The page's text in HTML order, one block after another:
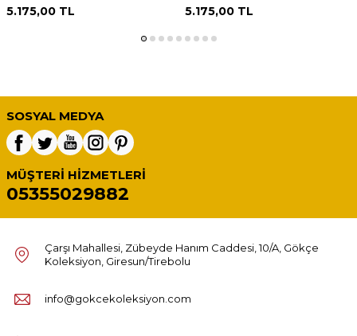
5.175,00 TL 5.175,00TL
SOSYAL MEDYA
MÜŞTERI HIZMETLERI
05355029882
Çarşı Mahallesi, Zübeyde Hanım Caddesi, 10/A, Gökçe
Koleksiyon, Giresun/Tirebolu
info@gokcekoleksiyon.com